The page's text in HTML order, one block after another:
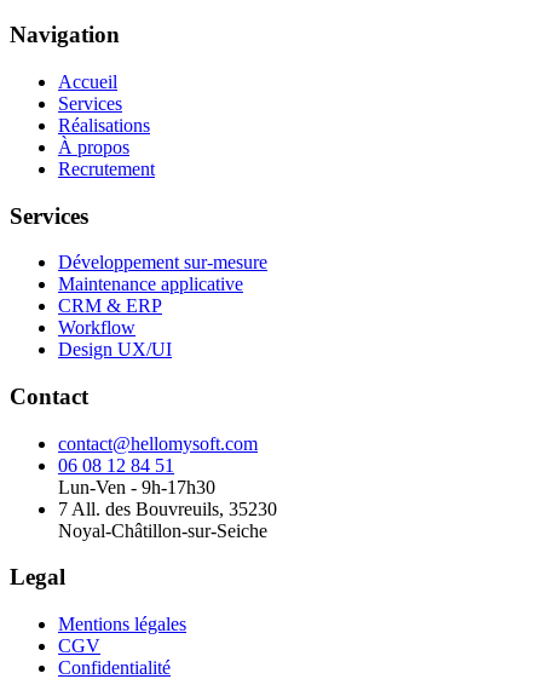
Navigation
Accueil
Services
Réalisations
À propos
Recrutement
Services
Développement sur-mesure
Maintenance applicative
CRM & ERP
Workflow
Design UX/UI
Contact
contact@hellomysoft.com
06 08 12 84 51
Lun-Ven - 9h-17h30
7 All. des Bouvreuils, 35230
Noyal-Châtillon-sur-Seiche
Legal
Mentions légales
CGV
Confidentialité